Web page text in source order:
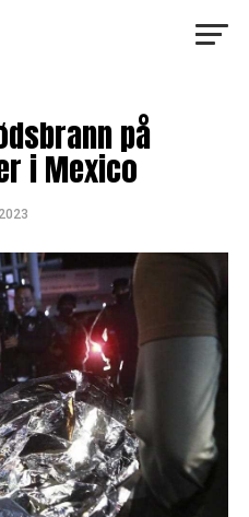
på
i Mexico